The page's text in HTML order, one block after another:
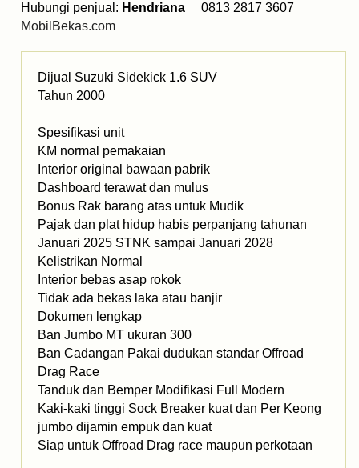
Hubungi penjual: Hendriana 0813 2817 3607
MobilBekas.com
Dijual Suzuki Sidekick 1.6 SUV
Tahun 2000
Spesifikasi unit
KM normal pemakaian
Interior original bawaan pabrik
Dashboard terawat dan mulus
Bonus Rak barang atas untuk Mudik
Pajak dan plat hidup habis perpanjang tahunan
Januari 2025 STNK sampai Januari 2028
Kelistrikan Normal
Interior bebas asap rokok
Tidak ada bekas laka atau banjir
Dokumen lengkap
Ban Jumbo MT ukuran 300
Ban Cadangan Pakai dudukan standar Offroad
Drag Race
Tanduk dan Bemper Modifikasi Full Modern
Kaki-kaki tinggi Sock Breaker kuat dan Per Keong
jumbo dijamin empuk dan kuat
Siap untuk Offroad Drag race maupun perkotaan